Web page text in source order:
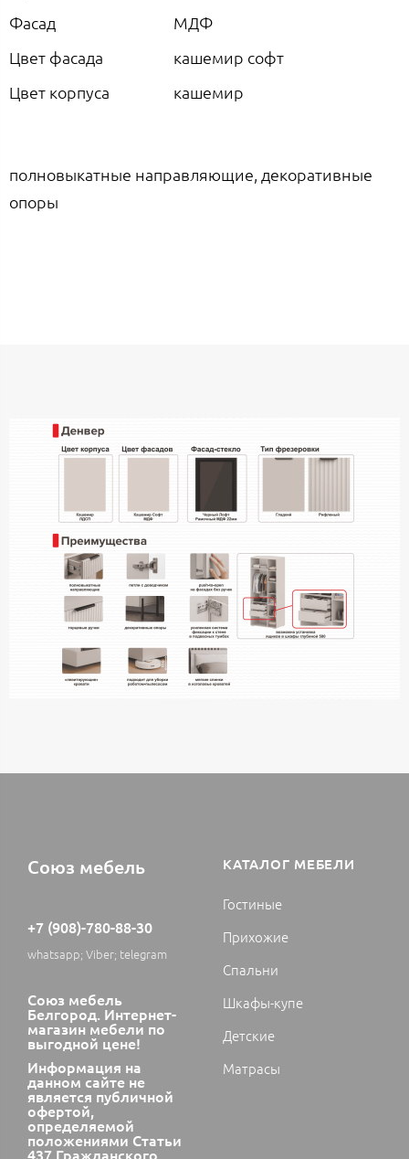
Фасад
МДФ
Цвет фасада
кашемир софт
Цвет корпуса
кашемир
полновыкатные направляющие, декоративные
опоры
Союз мебель
+7 (908)-780-88-30
whatsapp; Viber; telegram
Союз мебель
Белгород. Интернет-
магазин мебели по
выгодной цене!
Информация на
данном сайте не
является публичной
офертой,
определяемой
положениями Статьи
437 Гражданского
КАТАЛОГ МЕБЕЛИ
Гостиные
Прихожие
Спальни
Шкафы-купе
Детские
Матрасы